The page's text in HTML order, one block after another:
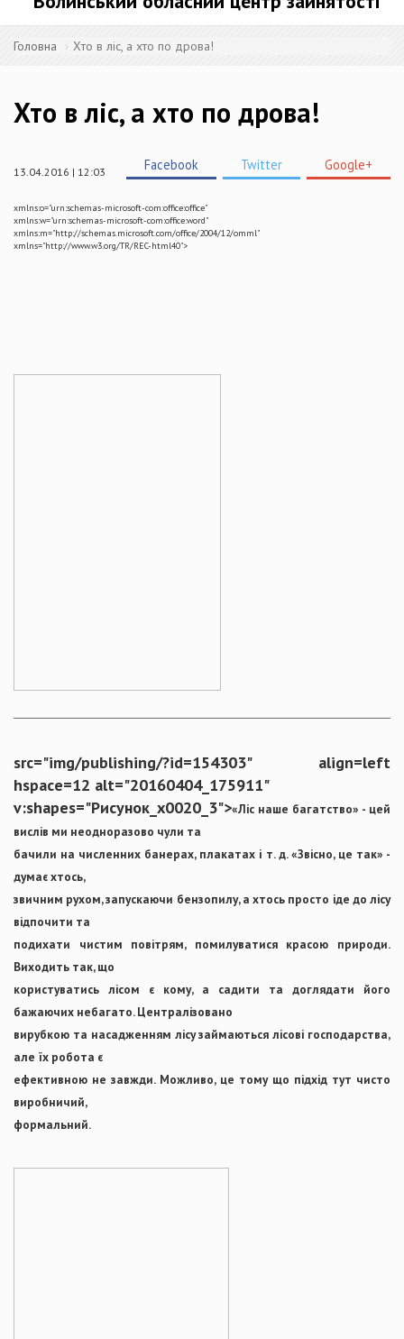
Головна Хто в ліс, а хто по дрова!
Хто в ліс, а хто по дрова!
13.04.2016 | 12:03 Facebook Twitter Google+
xmlns:o="urn:schemas-microsoft-com:office:office"
xmlns:w="urn:schemas-microsoft-com:office:word"
xmlns:m="http://schemas.microsoft.com/office/2004/12/omml"
xmlns="http://www.w3.org/TR/REC-html40">
src="img/publishing/?id=154303" align=left
hspace=12 alt="20160404_175911"
v:shapes="Рисунок_x0020_3">«Ліс наше багатство» - цей
вислів ми неодноразово чули та
бачили на численних банерах, плакатах і т. д. «Звісно, це так» -
думає хтось,
звичним рухом, запускаючи бензопилу, а хтось просто іде до лісу
відпочити та
подихати чистим повітрям, помилуватися красою природи.
Виходить так, що
користуватись лісом є кому, а садити та доглядати його
бажаючих небагато. Централізовано
вирубкою та насадженням лісу займаються лісові господарства,
але їх робота є
ефективною не завжди. Можливо, це тому що підхід тут чисто
виробничий,
формальний.